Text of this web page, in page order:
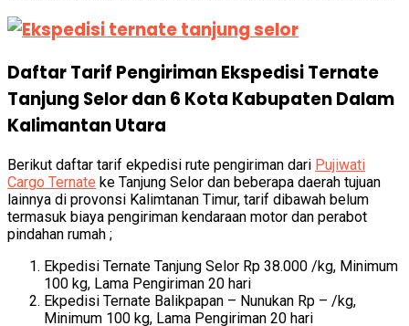
Daftar Tarif Pengiriman Ekspedisi Ternate
Tanjung Selor dan 6 Kota Kabupaten Dalam
Kalimantan Utara
Berikut daftar tarif ekpedisi rute pengiriman dari Pujiwati
Cargo Ternate ke Tanjung Selor dan beberapa daerah tujuan
lainnya di provonsi Kalimtanan Timur, tarif dibawah belum
termasuk biaya pengiriman kendaraan motor dan perabot
pindahan rumah ;
Ekpedisi Ternate Tanjung Selor Rp 38.000 /kg, Minimum
100 kg, Lama Pengiriman 20 hari
Ekpedisi Ternate Balikpapan – Nunukan Rp – /kg,
Minimum 100 kg, Lama Pengiriman 20 hari